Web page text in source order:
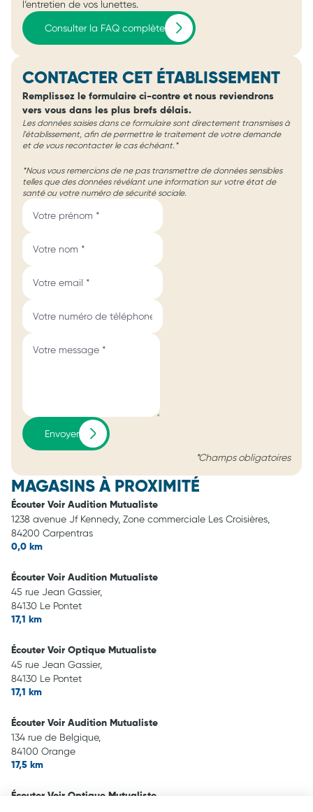
l’entretien de vos lunettes.
Consulter la FAQ complète
CONTACTER CET ÉTABLISSEMENT
Remplissez le formulaire ci-contre et nous reviendrons
vers vous dans les plus brefs délais.
Les données saisies dans ce formulaire sont directement transmises à
l'établissement, afin de permettre le traitement de votre demande
et de vous recontacter le cas échéant.*
*Nous vous remercions de ne pas transmettre de données sensibles
telles que des données révélant une information sur votre état de
santé ou votre numéro de sécurité sociale.
Envoyer
*Champs obligatoires
MAGASINS À PROXIMITÉ
Écouter Voir Audition Mutualiste
1238 avenue Jf Kennedy, Zone commerciale Les Croisières,
84200 Carpentras
0,0 km
Écouter Voir Audition Mutualiste
45 rue Jean Gassier,
84130 Le Pontet
17,1 km
Écouter Voir Optique Mutualiste
45 rue Jean Gassier,
84130 Le Pontet
17,1 km
Écouter Voir Audition Mutualiste
134 rue de Belgique,
84100 Orange
17,5 km
Écouter Voir Optique Mutualiste